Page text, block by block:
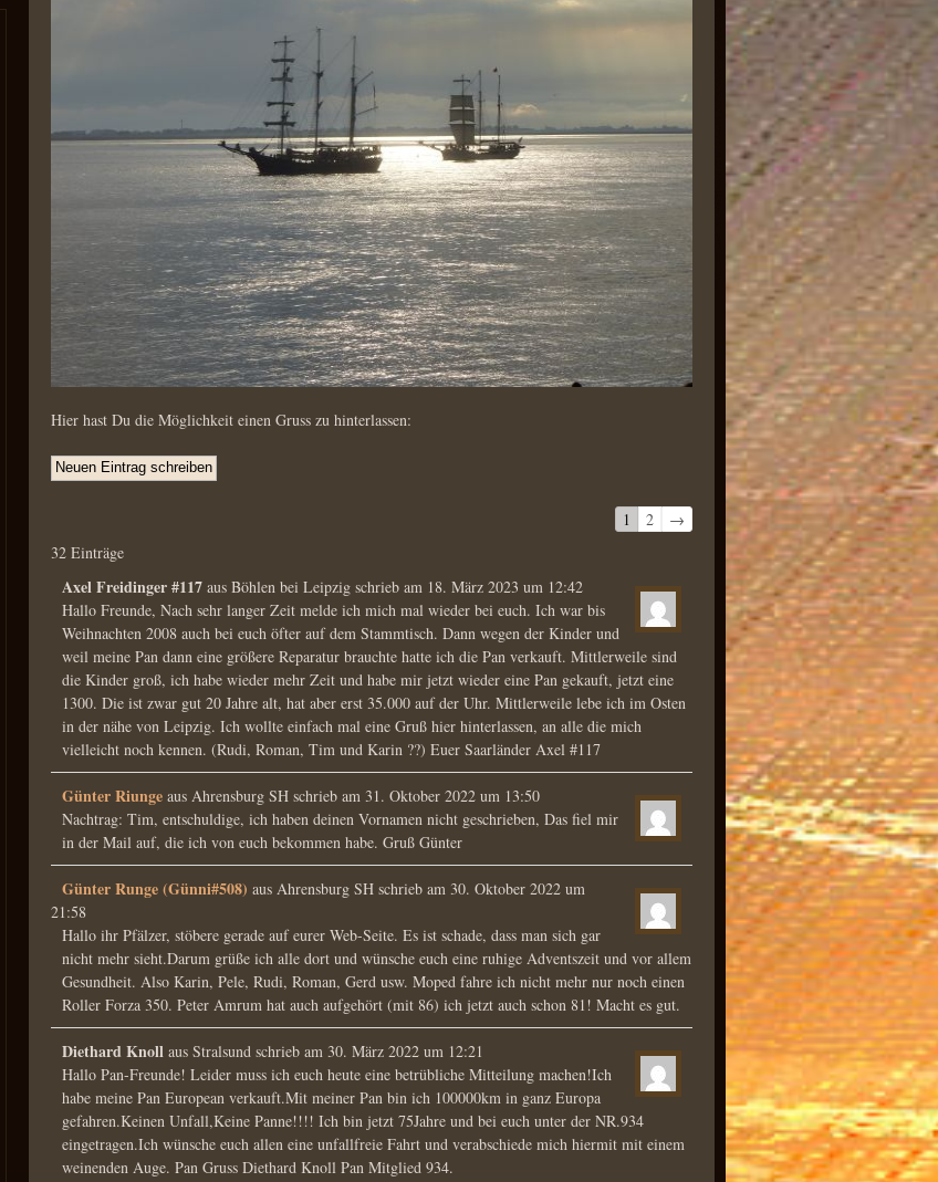
Hier hast Du die Möglichkeit einen Gruss zu hinterlassen:
Navigation
der
1 2
→
32 Einträge
Axel Freidinger #117 aus Böhlen bei Leipzig schrieb am 18. März 2023 um 12:42
Hallo Freunde, Nach sehr langer Zeit melde ich mich mal wieder bei euch. Ich war bis
Weihnachten 2008 auch bei euch öfter auf dem Stammtisch. Dann wegen der Kinder und
weil meine Pan dann eine größere Reparatur brauchte hatte ich die Pan verkauft. Mittlerweile sind
die Kinder groß, ich habe wieder mehr Zeit und habe mir jetzt wieder eine Pan gekauft, jetzt eine
1300. Die ist zwar gut 20 Jahre alt, hat aber erst 35.000 auf der Uhr. Mittlerweile lebe ich im Osten
in der nähe von Leipzig. Ich wollte einfach mal eine Gruß hier hinterlassen, an alle die mich
vielleicht noch kennen. (Rudi, Roman, Tim und Karin ??) Euer Saarländer Axel #117
Günter Riunge aus Ahrensburg SH schrieb am 31. Oktober 2022 um 13:50
Nachtrag: Tim, entschuldige, ich haben deinen Vornamen nicht geschrieben, Das fiel mir
in der Mail auf, die ich von euch bekommen habe. Gruß Günter
Günter Runge (Günni#508) aus Ahrensburg SH schrieb am 30. Oktober 2022 um
21:58
Hallo ihr Pfälzer, stöbere gerade auf eurer Web-Seite. Es ist schade, dass man sich gar
nicht mehr sieht.Darum grüße ich alle dort und wünsche euch eine ruhige Adventszeit und vor allem
Gesundheit. Also Karin, Pele, Rudi, Roman, Gerd usw. Moped fahre ich nicht mehr nur noch einen
Roller Forza 350. Peter Amrum hat auch aufgehört (mit 86) ich jetzt auch schon 81! Macht es gut.
Diethard Knoll aus Stralsund schrieb am 30. März 2022 um 12:21
Hallo Pan-Freunde! Leider muss ich euch heute eine betrübliche Mitteilung machen!Ich
habe meine Pan European verkauft.Mit meiner Pan bin ich 100000km in ganz Europa
gefahren.Keinen Unfall,Keine Panne!!!! Ich bin jetzt 75Jahre und bei euch unter der NR.934
eingetragen.Ich wünsche euch allen eine unfallfreie Fahrt und verabschiede mich hiermit mit einem
weinenden Auge. Pan Gruss Diethard Knoll Pan Mitglied 934.